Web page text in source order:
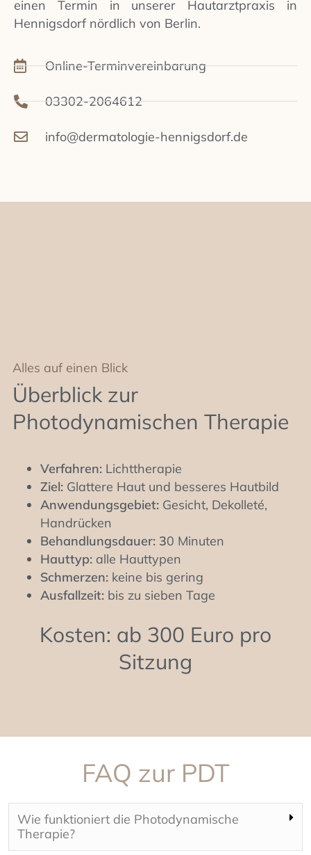
einen Termin in unserer Hautarztpraxis in
Hennigsdorf nördlich von Berlin.
Online-Terminvereinbarung
03302-2064612
info@dermatologie-hennigsdorf.de
Alles auf einen Blick
Überblick zur
Photodynamischen Therapie
Verfahren: Lichttherapie
Ziel: Glattere Haut und besseres Hautbild
Anwendungsgebiet: Gesicht, Dekolleté,
Handrücken
Behandlungsdauer: 30 Minuten
Hauttyp: alle Hauttypen
Schmerzen: keine bis gering
Ausfallzeit: bis zu sieben Tage
Kosten: ab 300 Euro pro
Sitzung
FAQ zur PDT
Wie funktioniert die Photodynamische
Therapie?